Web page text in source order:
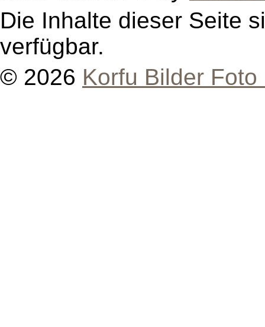
Die Inhalte dieser Seite
verfügbar.
© 2026 Korfu Bilder Foto